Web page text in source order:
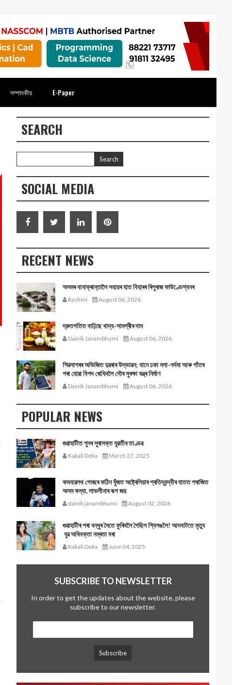
সম্পাদকীয় E-Paper
SEARCH
SOCIAL MEDIA
RECENT NEWS
অসমৰ বানাক্ৰান্তালৈ সহায়ৰ হাত বিহাৰৰ ৰিপুৰাজ ফাউণ্ডেশ্যনৰ
Rashmi August 06, 2026
দ্রুতগতিত বাঢ়িছে খাদ্য-সামগ্ৰীৰ দাম
Dainik Janambhumi August 06, 2026
শিৱসাগৰৰ অভিজিত দুৱৰাৰ উদ্ভাৱন; বানে ঢকা নলা-নৰ্দমা আৰু গাঁতৰ
পৰা হোৱা বিপদ ৰোধিবলৈ সৌৰ সুৰক্ষা যন্ত্ৰ নিৰ্মাণ
Dainik Janambhumi August 06, 2026
POPULAR NEWS
গুৱাহাটীত পুনৰ সুৰাসক্ত যুৱতীৰ তাণ্ডৱ
Kakali Deka March 27, 2025
কমনৱেলথ গেমছৰ কঠিন যুঁজত অষ্ট্ৰেলিয়াৰ প্ৰতিদ্বন্দ্বীৰ হাতত পৰাজিত
অসম কন্যা, লাভলীনাৰ ৰূপ জয়
dainik janambhumi August 02, 2026
গুৱাহাটীৰ পৰা বন্ধুৰ সৈতে ফুৰিবলৈ গৈছিল শ্বিলঙলৈ! আদবাটতে মৃত্যু
যুৱ অধিবক্তা নম্ৰতা বৰা
Kakali Deka June 04, 2025
SUBSCRIBE TO NEWSLETTER
In order to get the updates about the website, please
subscribe to our newsletter.